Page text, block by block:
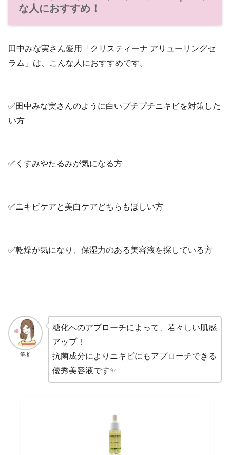
な人におすすめ！
田中みな実さん愛用「クリスティーナ アリューリングセ
ラム」は、こんな人におすすめです。
✅田中みな実さんのように白いプチプチニキビを対策した
い方
✅くすみやたるみが気になる方
✅ニキビケアと美白ケアどちらもほしい方
✅乾燥が気になり、保湿力のある美容液を探している方
筆者
糖化へのアプローチによって、若々しい肌感
アップ！
抗菌成分によりニキビにもアプローチできる
優秀美容液です✨